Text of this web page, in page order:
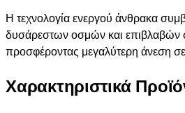
Η τεχνολογία ενεργού άνθρακα
δυσάρεστων οσμών και επιβλαβών
προσφέροντας μεγαλύτερη άνεση
Χαρακτηριστικά